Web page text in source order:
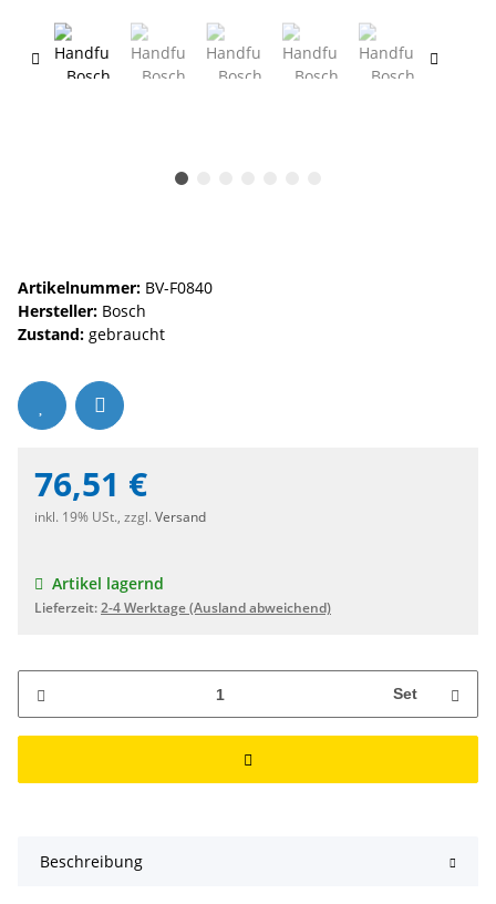
Artikelnummer: BV-F0840
Hersteller: Bosch
Zustand: gebraucht
76,51 €
inkl. 19% USt., zzgl. Versand
Artikel lagernd
Lieferzeit:2-4 Werktage(Ausland abweichend)
Set
Beschreibung